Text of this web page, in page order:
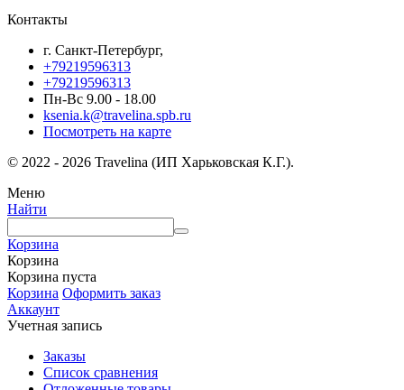
Контакты
г. Санкт-Петербург,
+79219596313
+79219596313
Пн-Вс 9.00 - 18.00
ksenia.k@travelina.spb.ru
Посмотреть на карте
© 2022 - 2026 Travelina (ИП Харьковская К.Г.).
Меню
Найти
Корзина
Корзина
Корзина пуста
Корзина Оформить заказ
Аккаунт
Учетная запись
Заказы
Список сравнения